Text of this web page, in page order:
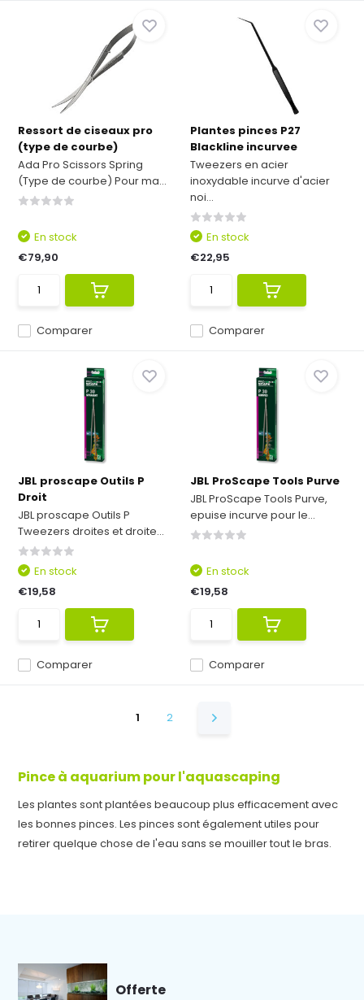
Ressort de ciseaux pro
(type de courbe)
Ada Pro Scissors Spring
(Type de courbe) Pour ma...
Comparer
En stock
€79,90
Plantes pinces P27
Blackline incurvee
Tweezers en acier
inoxydable incurve d'acier
noi...
Comparer
En stock
€22,95
JBL proscape Outils P
Droit
JBL proscape Outils P
Tweezers droites et droite...
Comparer
En stock
€19,58
JBL ProScape Tools Purve
JBL ProScape Tools Purve,
epuise incurve pour le...
Comparer
En stock
€19,58
1 2
Pince à aquarium pour l'aquascaping
Les plantes sont plantées beaucoup plus efficacement avec
les bonnes pinces. Les pinces sont également utiles pour
retirer quelque chose de l'eau sans se mouiller tout le bras.
Offerte